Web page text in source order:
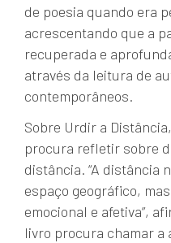
de poesia quando era
acrescentando que a
recuperada e
através da leitura de
contemporâneos.
Sobre Urdir a
procura refletir sobre
distância. “A distância
espaço geográfico,
emocional e afetiva”,
livro procura chamar a